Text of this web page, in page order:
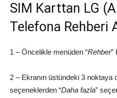
SIM Karttan LG
Telefona Rehberi
1 – Öncelikle menüden “Rehber”
2 – Ekranın üstündeki 3 noktaya
seçeneklerden “Daha fazla”